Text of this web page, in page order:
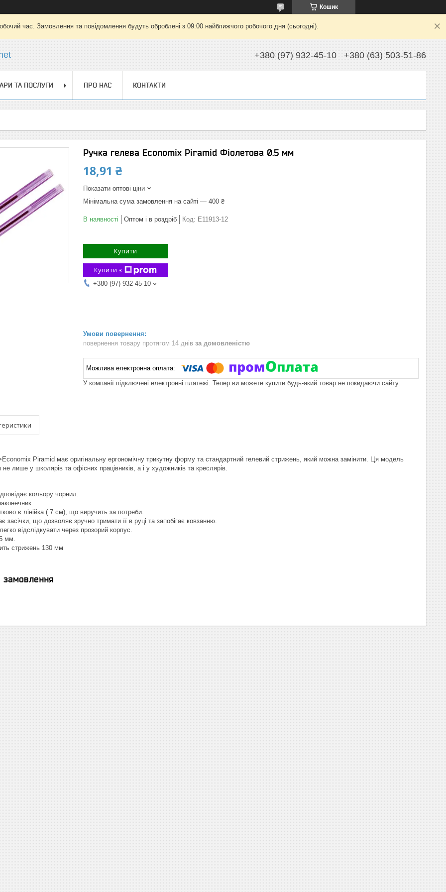
Кошик
час. Замовлення та повідомлення будуть оброблені з 09:00 найближчого робочого дня (сьогодні).
+380 (97) 932-45-10 +380 (63) 503-51-86
ТА ПОСЛУГИ ПРО НАС КОНТАКТИ
Ручка гелева Economix Piramid Фіолетова 0.5 мм
18,91 ₴
Показати оптові ціни
Мінімальна сума замовлення на сайті — 400 ₴
В наявності Оптом і в роздріб Код: E11913-12
Купити
Купити з
+380 (97) 932-45-10
повернення товару протягом 14 днів за домовленістю
У компанії підключені електронні платежі. Тепер ви можете купити будь-який товар не покидаючи сайту.
Piramid має оригінальну ергономічну трикутну форму та стандартний гелевий стрижень, який можна замінити. Ця модель
лише у школярів та офісних працівників, а і у художників та креслярів.
кольору чорнил.
є лінійка ( 7 см), що виручить за потреби.
засічки, що дозволяє зручно тримати її в руці та запобігає ковзанню.
відслідкувати через прозорий корпус.
мм.
стрижень 130 мм
замовлення